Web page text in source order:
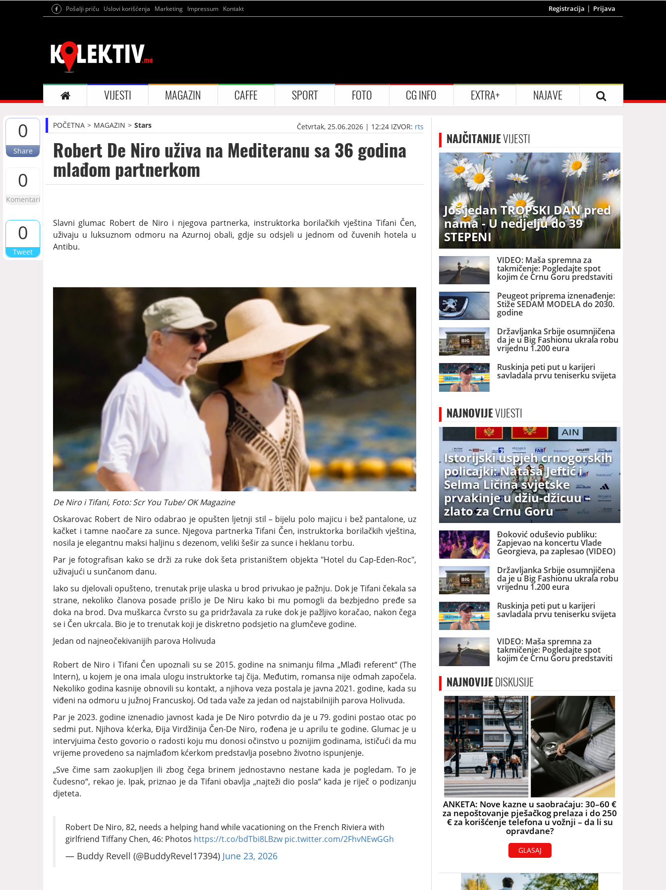
Pošalji priču Uslovi korišćenja Marketing Impressum Kontakt Registracija Prijava
VIJESTI MAGAZIN CAFFE SPORT FOTO CG INFO EXTRA+ NAJAVE
0
Share
0
Komentari
0
Tweet
POČETNA MAGAZIN Stars Četvrtak, 25.06.2026 | 12:24 IZVOR: rts
Robert De Niro uživa na Mediteranu sa 36 godina
mlađom partnerkom
Slavni glumac Robert de Niro i njegova partnerka, instruktorka borilačkih vještina Tifani Čen,
uživaju u luksuznom odmoru na Azurnoj obali, gdje su odsjeli u jednom od čuvenih hotela u
Antibu.
De Niro i Tifani, Foto: Scr You Tube/ OK Magazine
Oskarovac Robert de Niro odabrao je opušten ljetnji stil – bijelu polo majicu i bež pantalone, uz
kačket i tamne naočare za sunce. Njegova partnerka Tifani Čen, instruktorka borilačkih vještina,
nosila je elegantnu maksi haljinu s dezenom, veliki šešir za sunce i heklanu torbu.
Par je fotografisan kako se drži za ruke dok šeta pristaništem objekta "Hotel du Cap-Eden-Roc",
uživajući u sunčanom danu.
Iako su djelovali opušteno, trenutak prije ulaska u brod privukao je pažnju. Dok je Tifani čekala sa
strane, nekoliko članova posade prišlo je De Niru kako bi mu pomogli da bezbjedno pređe sa
doka na brod. Dva muškarca čvrsto su ga pridržavala za ruke dok je pažljivo koračao, nakon čega
se i Čen ukrcala. Bio je to trenutak koji je diskretno podsjetio na glumčeve godine.
Jedan od najneočekivanijih parova Holivuda
Robert de Niro i Tifani Čen upoznali su se 2015. godine na snimanju filma „Mlađi referent“ (The
Intern), u kojem je ona imala ulogu instruktorke taj čija. Međutim, romansa nije odmah započela.
Nekoliko godina kasnije obnovili su kontakt, a njihova veza postala je javna 2021. godine, kada su
viđeni na odmoru u južnoj Francuskoj. Od tada važe za jedan od najstabilnijih parova Holivuda.
Par je 2023. godine iznenadio javnost kada je De Niro potvrdio da je u 79. godini postao otac po
sedmi put. Njihova kćerka, Đija Virdžinija Čen-De Niro, rođena je u aprilu te godine. Glumac je u
intervjuima često govorio o radosti koju mu donosi očinstvo u poznijim godinama, ističući da mu
vrijeme provedeno sa najmlađom kćerkom predstavlja posebno životno ispunjenje.
„Sve čime sam zaokupljen ili zbog čega brinem jednostavno nestane kada je pogledam. To je
čudesno“, rekao je. Ipak, priznao je da Tifani obavlja „najteži dio posla“ kada je riječ o podizanju
djeteta.
Robert De Niro, 82, needs a helping hand while vacationing on the French Riviera with
girlfriend Tiffany Chen, 46: Photos https://t.co/bdTbi8LBzw pic.twitter.com/2FhvNEwGGh
— Buddy Revell (@BuddyRevel17394) June 23, 2026
NAJČITANIJEVIJESTI
Još jedan TROPSKI DAN pred
nama - U nedjelju do 39
STEPENI
VIDEO: Maša spremna za
takmičenje: Pogledajte spot
kojim će Crnu Goru predstaviti
na izboru za MIS SVIJETA
Peugeot priprema iznenađenje:
Stiže SEDAM MODELA do 2030.
godine
Državljanka Srbije osumnjičena
da je u Big Fashionu ukrala robu
vrijednu 1.200 eura
Ruskinja peti put u karijeri
savladala prvu teniserku svijeta
NAJNOVIJEVIJESTI
Istorijski uspjeh crnogorskih
policajki: Nataša Jeftić i
Selma Ličina svjetske
prvakinje u džiu-džicuu –
zlato za Crnu Goru
Đoković oduševio publiku:
Zapjevao na koncertu Vlade
Georgieva, pa zaplesao (VIDEO)
Državljanka Srbije osumnjičena
da je u Big Fashionu ukrala robu
vrijednu 1.200 eura
Ruskinja peti put u karijeri
savladala prvu teniserku svijeta
VIDEO: Maša spremna za
takmičenje: Pogledajte spot
kojim će Crnu Goru predstaviti
na izboru za MIS SVIJETA
NAJNOVIJEDISKUSIJE
ANKETA: Nove kazne u saobraćaju: 30–60 €
za nepoštovanje pješačkog prelaza i do 250
€ za korišćenje telefona u vožnji – da li su
opravdane?
GLASAJ